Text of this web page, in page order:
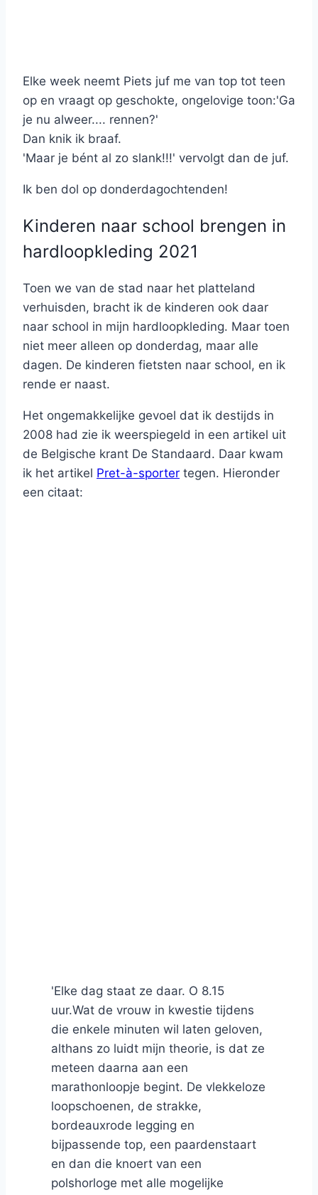
Elke week neemt Piets juf me van top tot teen
op en vraagt op geschokte, ongelovige toon:'Ga
je nu alweer.... rennen?'
Dan knik ik braaf.
'Maar je bént al zo slank!!!' vervolgt dan de juf.
Ik ben dol op donderdagochtenden!
Kinderen naar school brengen in
hardloopkleding 2021
Toen we van de stad naar het platteland
verhuisden, bracht ik de kinderen ook daar
naar school in mijn hardloopkleding. Maar toen
niet meer alleen op donderdag, maar alle
dagen. De kinderen fietsten naar school, en ik
rende er naast.
Het ongemakkelijke gevoel dat ik destijds in
2008 had zie ik weerspiegeld in een artikel uit
de Belgische krant De Standaard. Daar kwam
ik het artikel Pret-à-sporter tegen. Hieronder
een citaat:
'Elke dag staat ze daar. O 8.15
uur.Wat de vrouw in kwestie tijdens
die enkele minuten wil laten geloven,
althans zo luidt mijn theorie, is dat ze
meteen daarna aan een
marathonloopje begint. De vlekkeloze
loopschoenen, de strakke,
bordeauxrode legging en
bijpassende top, een paardenstaart
en dan die knoert van een
polshorloge met alle mogelijke